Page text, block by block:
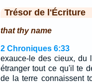
Trésor de l'Écriture
that thy name
2 Chroniques 6:33
exauce-le des cieux, du
étranger tout ce qu'il te
de la terre connaissent